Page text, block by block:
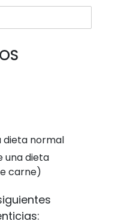
dieta normal
una dieta
carne)